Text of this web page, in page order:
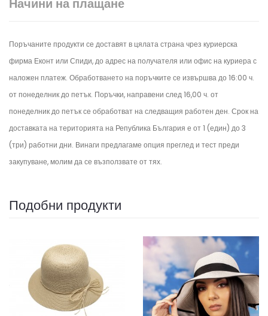
Начини на плащане
Поръчаните продукти се доставят в цялата страна чрез куриерска
фирма Еконт или Спиди, до адрес на получателя или офис на куриера с
наложен платеж. Обработването на поръчките се извършва до 16:00 ч.
от понеделник до петък. Поръчки, направени след 16,00 ч. от
понеделник до петък се обработват на следващия работен ден. Срок на
доставката на територията на Република България е от 1 (един) до 3
(три) работни дни. Винаги предлагаме опция преглед и тест преди
закупуване, молим да се възползвате от тях.
Подобни продукти